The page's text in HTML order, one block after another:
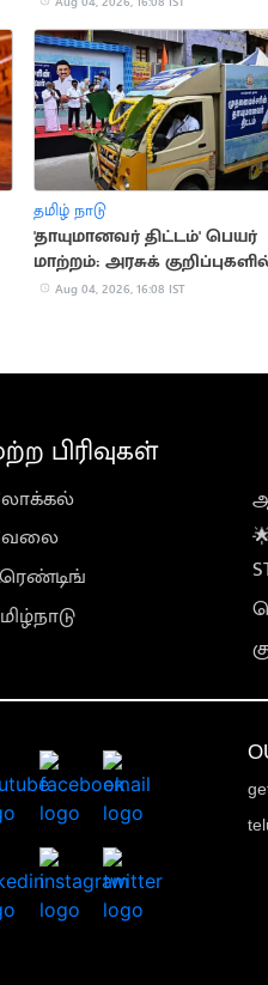
தமிழ் நாடு
'தாயுமானவர் திட்டம்' பெயர்
மாற்றம்: அரசுக்
புதிய பெயர்!
Aug 04, 2026, 16:08 IST
பிரிவுகள்